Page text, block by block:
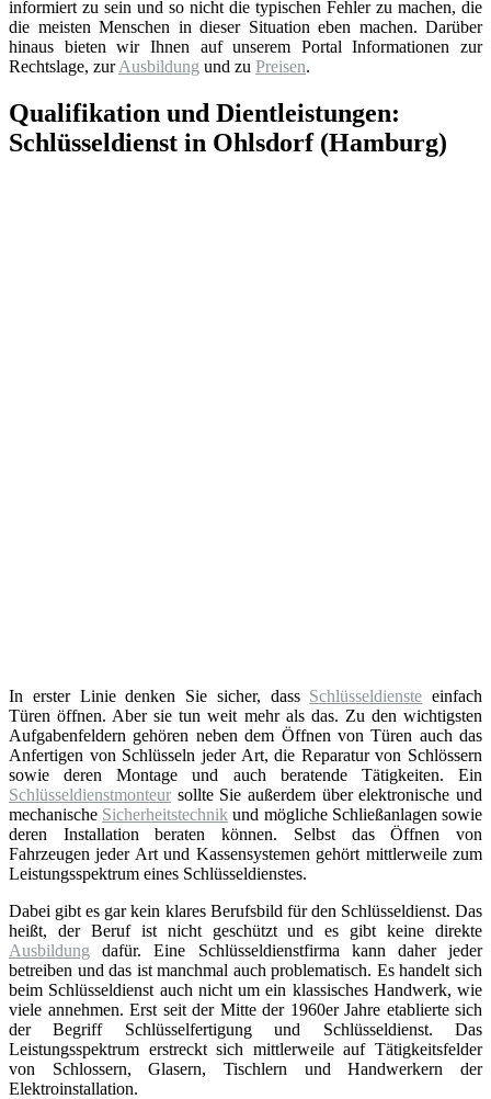
informiert zu sein und so nicht die typischen Fehler zu machen, die
die meisten Menschen in dieser Situation eben machen. Darüber
hinaus bieten wir Ihnen auf unserem Portal Informationen zur
Rechtslage, zurAusbildung und zu Preisen.
Qualifikation und Dientleistungen:
Schlüsseldienst in Ohlsdorf (Hamburg)
In erster Linie denken Sie sicher, dass Schlüsseldienste einfach
Türen öffnen. Aber sie tun weit mehr als das. Zu den wichtigsten
Aufgabenfeldern gehören neben dem Öffnen von Türen auch das
Anfertigen von Schlüsseln jeder Art, die Reparatur von Schlössern
sowie deren Montage und auch beratende Tätigkeiten. Ein
Schlüsseldienstmonteur sollte Sie außerdem über elektronische und
mechanische Sicherheitstechnik und mögliche Schließanlagen sowie
deren Installation beraten können. Selbst das Öffnen von
Fahrzeugen jeder Art und Kassensystemen gehört mittlerweile zum
Leistungsspektrum eines Schlüsseldienstes.
Dabei gibt es gar kein klares Berufsbild für den Schlüsseldienst. Das
heißt, der Beruf ist nicht geschützt und es gibt keine direkte
Ausbildung dafür. Eine Schlüsseldienstfirma kann daher jeder
betreiben und das ist manchmal auch problematisch. Es handelt sich
beim Schlüsseldienst auch nicht um ein klassisches Handwerk, wie
viele annehmen. Erst seit der Mitte der 1960er Jahre etablierte sich
der Begriff Schlüsselfertigung und Schlüsseldienst. Das
Leistungsspektrum erstreckt sich mittlerweile auf Tätigkeitsfelder
von Schlossern, Glasern, Tischlern und Handwerkern der
Elektroinstallation.